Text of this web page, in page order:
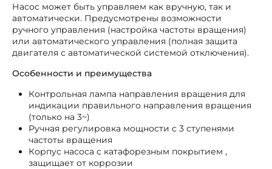
Насос может быть управляем как вручную, так и
автоматически. Предусмотрены возможности
ручного управления (настройка частоты вращения)
или автоматического управления (полная защита
двигателя с автоматической системой отключения).
Особенности и преимущества
Контрольная лампа направления вращения для
индикации правильного направления вращения
(только на 3~)
Ручная регулировка мощности с 3 ступенями
частоты вращения
Корпус насоса с катафорезным покрытием ,
защищает от коррозии